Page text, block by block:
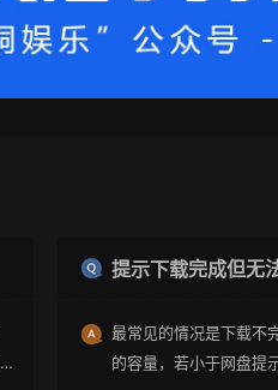
提示下载完成但无
最常见的情况是下载不
的容量，若小于网盘提